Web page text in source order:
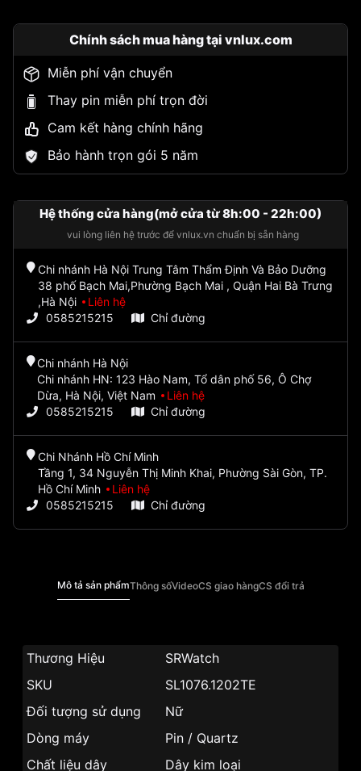
Chính sách mua hàng tại vnlux.com
Miễn phí vận chuyển
Thay pin miễn phí trọn đời
Cam kết hàng chính hãng
Bảo hành trọn gói 5 năm
Hệ thống cửa hàng(mở cửa từ 8h:00 - 22h:00)
vui lòng liên hệ trước để vnlux.vn chuẩn bị sẵn hàng
Chi nhánh Hà Nội Trung Tâm Thẩm Định Và Bảo Dưỡng
38 phố Bạch Mai,Phường Bạch Mai , Quận Hai Bà Trưng
,Hà Nội
Liên hệ
0585215215
Chỉ đường
Chi nhánh Hà Nội
Chi nhánh HN: 123 Hào Nam, Tổ dân phố 56, Ô Chợ
Dừa, Hà Nội, Việt Nam
Liên hệ
0585215215
Chỉ đường
Chi Nhánh Hồ Chí Minh
Tầng 1, 34 Nguyễn Thị Minh Khai, Phường Sài Gòn, TP.
Hồ Chí Minh
Liên hệ
0585215215
Chỉ đường
Mô tả sản phẩmThông sốVideoCS giao hàngCS đổi trả
Thương Hiệu
SRWatch
SKU
SL1076.1202TE
Đối tượng sử dụng
Nữ
Dòng máy
Pin / Quartz
Chất liệu dây
Dây kim loại